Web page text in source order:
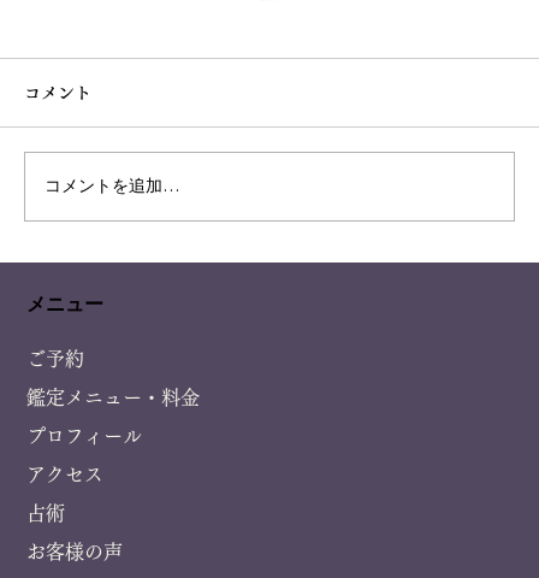
凄い偶然の恋愛の相性
コメント
コメントを追加…
メニュー
ご予約
鑑定メニュー・料金
プロフィール
アクセス
占術
お客様の声